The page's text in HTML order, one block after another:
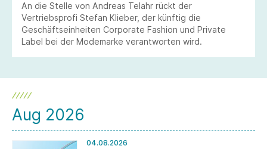
An die Stelle von Andreas Telahr rückt der
Vertriebsprofi Stefan Klieber, der künftig die
Geschäftseinheiten Corporate Fashion und Private
Label bei der Modemarke verantworten wird.
Aug 2026
04.08.2026